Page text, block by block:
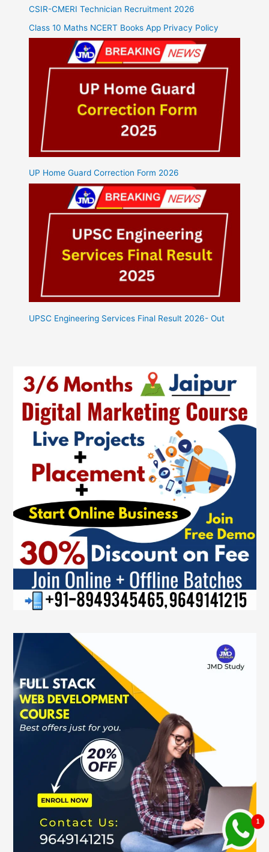
CSIR-CMERI Technician Recruitment 2026
Class 10 Maths NCERT Books App Privacy Policy
UP Home Guard Correction Form 2026
UPSC Engineering Services Final Result 2026- Out